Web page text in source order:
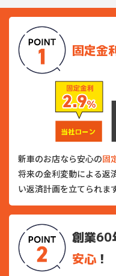
固定金
新車のお店なら安心の固
将来の金利変動による返
い返済計画を立てられます
創業60
安心 ！